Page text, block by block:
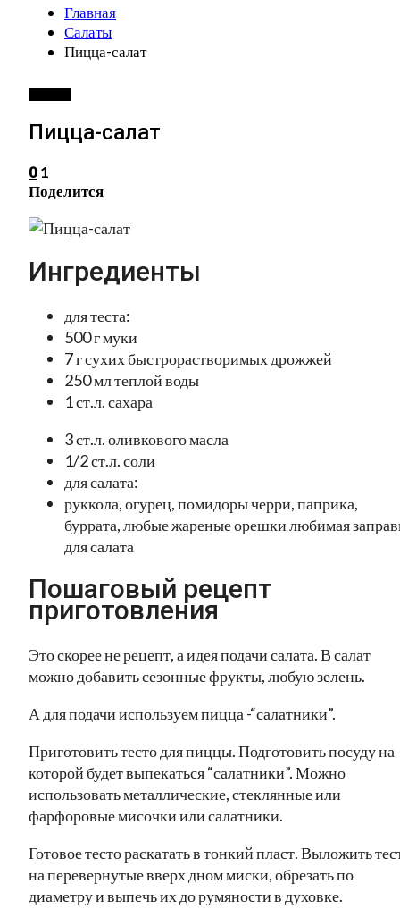
Главная
Салаты
Пицца-салат
Пицца-салат
0 1
Поделится
Ингредиенты
для теста:
500 г муки
7 г сухих быстрорастворимых дрожжей
250 мл теплой воды
1 ст.л. сахара
3 ст.л. оливкового масла
1/2 ст.л. соли
для салата:
руккола, огурец, помидоры черри, паприка,
буррата, любые жареные орешки любимая
для салата
Пошаговый рецепт
приготовления
Это скорее не рецепт, а идея подачи салата. В салат
можно добавить сезонные фрукты, любую зелень.
А для подачи используем пицца -“салатники”.
Приготовить тесто для пиццы. Подготовить посуду на
которой будет выпекаться “салатники”. Можно
использовать металлические, стеклянные или
фарфоровые мисочки или салатники.
Готовое тесто раскатать в тонкий пласт. Выложить
на перевернутые вверх дном миски, обрезать по
диаметру и выпечь их до румяности в духовке.